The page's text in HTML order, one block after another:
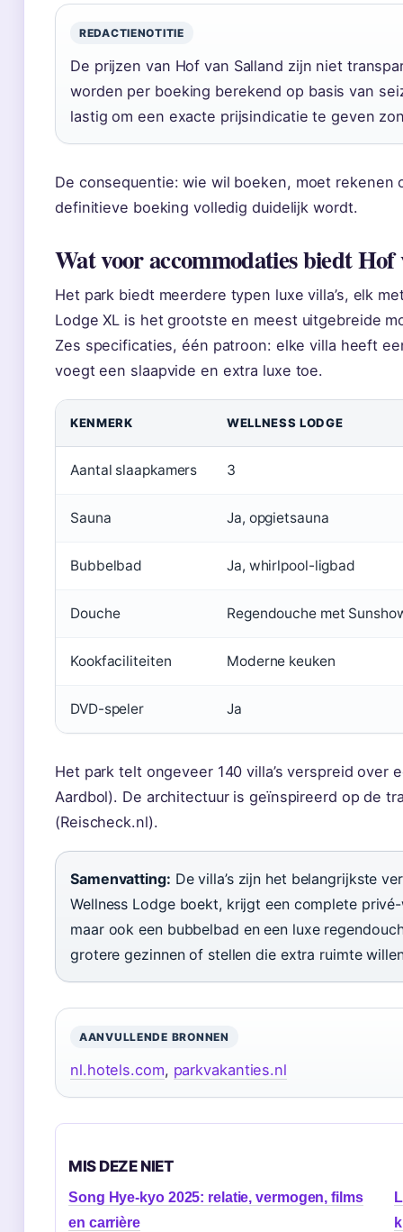
REDACTIENOTITIE
De prijzen van Hof van Salland zijn niet
worden per boeking berekend op basis van
lastig om een exacte prijsindicatie te geven
De consequentie: wie wil boeken, moet rekenen
definitieve boeking volledig duidelijk wordt.
Wat voor accommodaties biedt Hof
Het park biedt meerdere typen luxe villa’s, elk
Lodge XL is het grootste en meest uitgebreide
Zes specificaties, één patroon: elke villa heeft
voegt een slaapvide en extra luxe toe.
KENMERK WELLNESS LODGE
Aantal slaapkamers 3
Sauna Ja, opgietsauna
Bubbelbad Ja, whirlpool-ligbad
Douche Regendouche met
Kookfaciliteiten Moderne keuken
DVD-speler Ja
Het park telt ongeveer 140 villa’s verspreid over
Aardbol). De architectuur is geïnspireerd op de
(Reischeck.nl).
Samenvatting: De villa’s zijn het belangrijkste
Wellness Lodge boekt, krijgt een complete
maar ook een bubbelbad en een luxe
grotere gezinnen of stellen die extra ruimte
AANVULLENDE BRONNEN
nl.hotels.com, parkvakanties.nl
MIS DEZE NIET
Song Hye-kyo 2025: relatie, vermogen, films
en carrière